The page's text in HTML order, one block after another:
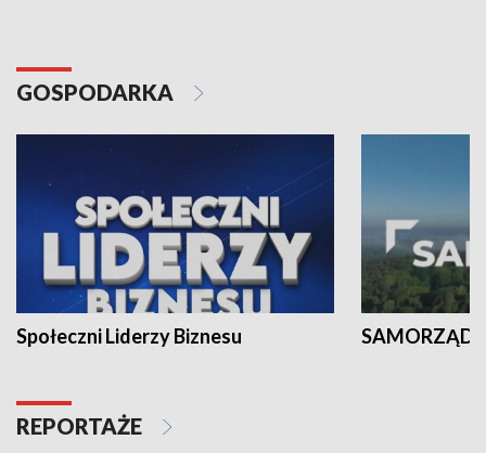
GOSPODARKA
Społeczni Liderzy Biznesu SAMORZĄD
REPORTAŻE